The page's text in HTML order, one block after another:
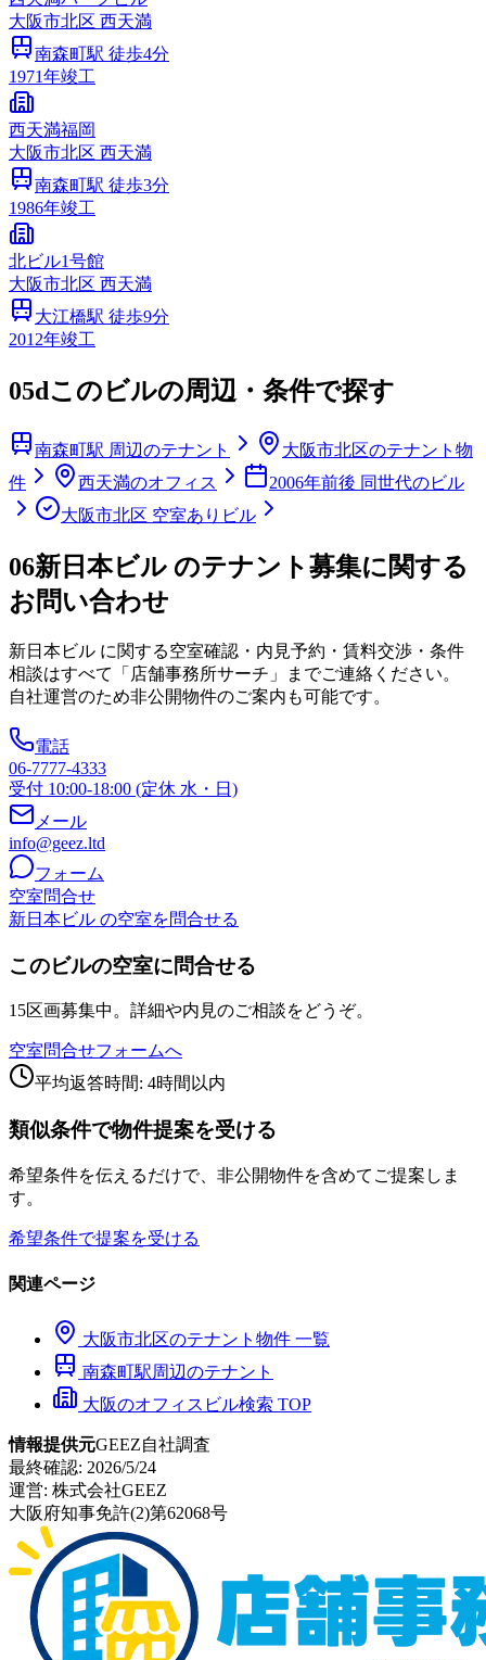
大阪市北区 西天満
南森町駅 徒歩4分
1971年竣工
西天満福岡
大阪市北区 西天満
南森町駅 徒歩3分
1986年竣工
北ビル1号館
大阪市北区 西天満
大江橋駅 徒歩9分
2012年竣工
05dこのビルの周辺・条件で探す
南森町駅 周辺のテナント
大阪市北区のテナント物
件
西天満のオフィス
2006年前後 同世代のビル
大阪市北区 空室ありビル
06新日本ビル のテナント募集に関する
お問い合わせ
新日本ビル に関する空室確認・内見予約・賃料交渉・条件
相談はすべて「店舗事務所サーチ」までご連絡ください。
自社運営のため非公開物件のご案内も可能です。
電話
06-7777-4333
受付 10:00-18:00 (定休 水・日)
メール
info@geez.ltd
フォーム
空室問合せ
新日本ビル の空室を問合せる
このビルの空室に問合せる
15区画募集中。詳細や内見のご相談をどうぞ。
空室問合せフォームへ
平均返答時間: 4時間以内
類似条件で物件提案を受ける
希望条件を伝えるだけで、非公開物件を含めてご提案しま
す。
希望条件で提案を受ける
関連ページ
大阪市北区のテナント物件 一覧
南森町駅周辺のテナント
大阪のオフィスビル検索 TOP
情報提供元GEEZ自社調査
最終確認: 2026/5/24
運営: 株式会社GEEZ
大阪府知事免許(2)第62068号